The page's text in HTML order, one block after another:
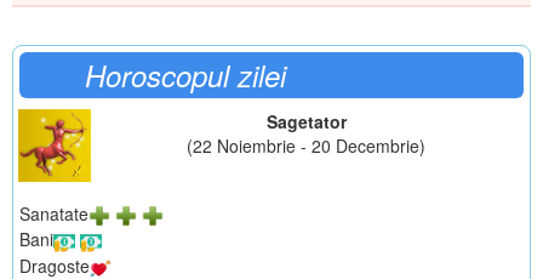
Horoscopul zilei
Sagetator
(22 Noiembrie - 20 Decembrie)
Sanatate
Bani
Dragoste